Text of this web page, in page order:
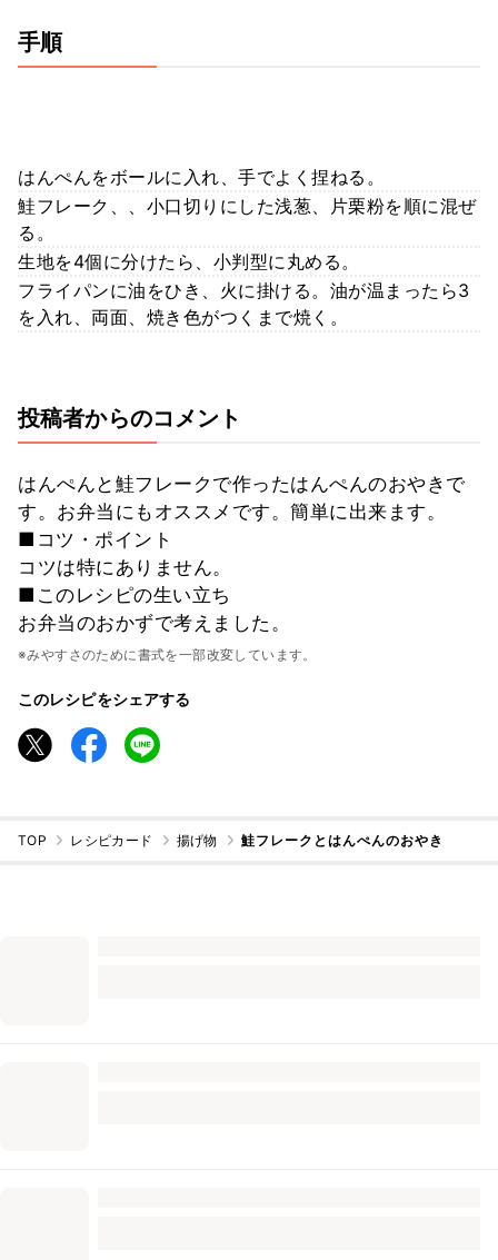
手順
はんぺんをボールに入れ、手でよく捏ねる。
鮭フレーク、、小口切りにした浅葱、片栗粉を順に混ぜ
る。
生地を4個に分けたら、小判型に丸める。
フライパンに油をひき、火に掛ける。油が温まったら3
を入れ、両面、焼き色がつくまで焼く。
投稿者からのコメント
はんぺんと鮭フレークで作ったはんぺんのおやきで
す。お弁当にもオススメです。簡単に出来ます。
■コツ・ポイント
コツは特にありません。
■このレシピの生い立ち
お弁当のおかずで考えました。
※みやすさのために書式を一部改変しています。
このレシピをシェアする
TOP レシピカード 揚げ物 鮭フレークとはんぺんのおやき